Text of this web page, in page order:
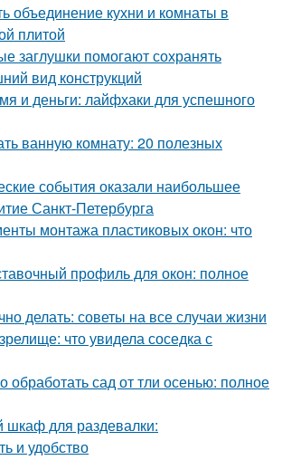
объединение кухни и комнаты в
плитой
заглушки помогают сохранять
вид конструкций
и деньги: лайфхаки для успешного
ванную комнату: 20 полезных
события оказали наибольшее
Санкт-Петербурга
монтажа пластиковых окон: что
профиль для окон: полное
делать: советы на все случаи жизни
что увидела соседка с
обработать сад от тли осенью: полное
шкаф для раздевалки:
и удобство